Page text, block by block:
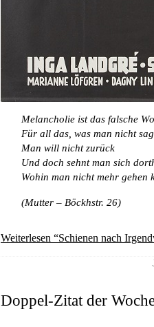
Melancholie ist das falsche
Für all das, was man nicht
Man will nicht zurück
Und doch sehnt man sich
Wohin man nicht mehr gehen
(Mutter – Böckhstr. 26)
Weiterlesen “Schienen nach
Doppel-Zitat der